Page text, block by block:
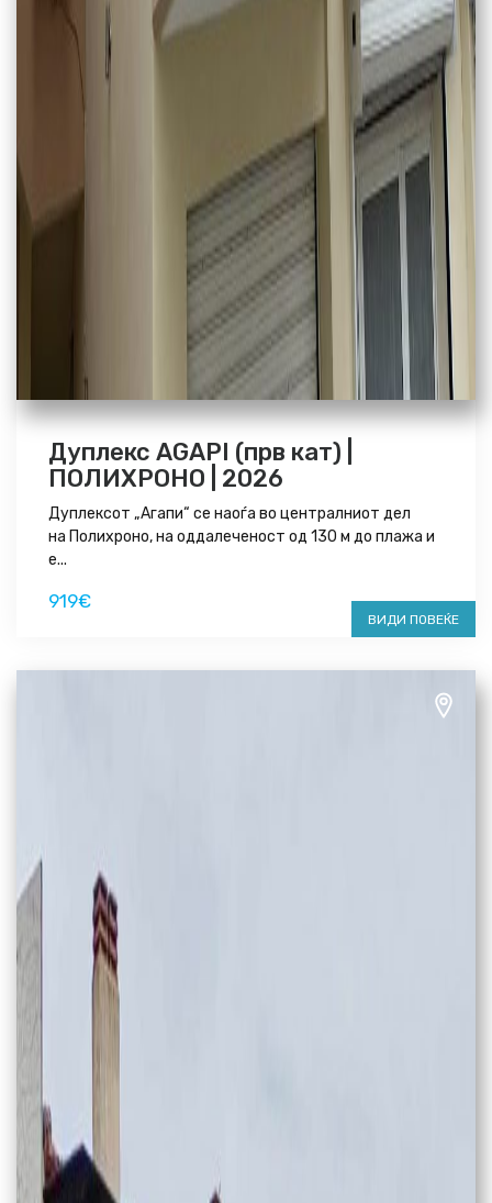
Дуплекс AGAPI (прв кат) |
ПОЛИХРОНО | 2026
Дуплексот „Агапи“ се наоѓа во централниот дел
на Полихроно, на оддалеченост од 130 м до плажа и
е...
919€
ВИДИ ПОВЕЌЕ